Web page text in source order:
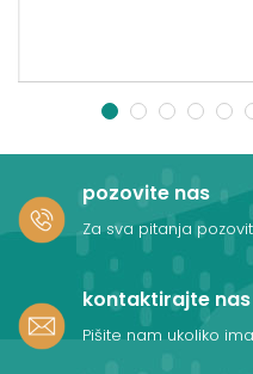
1 2 3 4 5
pozovite nas
Za sva pitanja
kontaktirajte nas
Pišite nam ukoliko